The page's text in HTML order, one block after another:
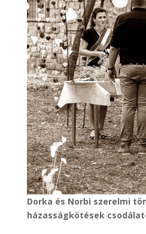
Dorka és Norbi szerelmi
házasságkötések